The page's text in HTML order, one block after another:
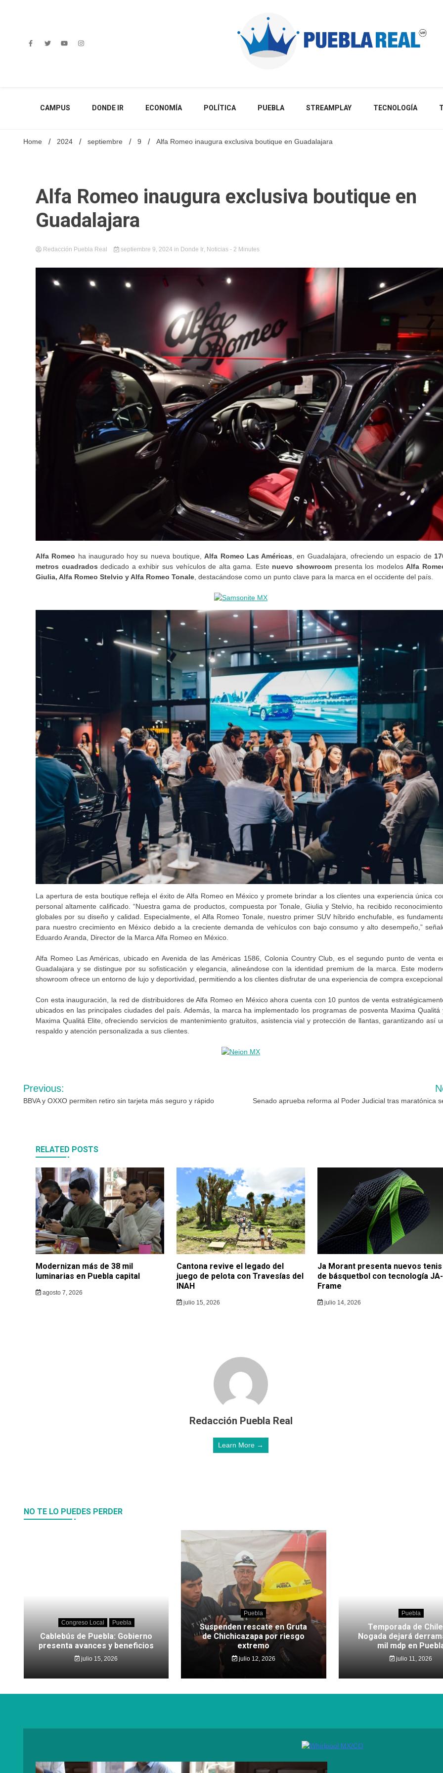
CAMPUS DONDE IR ECONOMÍA POLÍTICA PUEBLA STREAMPLAY TECNOLOGÍA
Home 2024 septiembre 9 Alfa Romeo inaugura exclusiva boutique en Guadalajara
Alfa Romeo inaugura exclusiva boutique en
Guadalajara
Redacción Puebla Real septiembre 9, 2024 in Donde Ir, Noticias - 2 Minutes
Alfa Romeo ha inaugurado hoy su nueva boutique,Alfa Romeo Las Américas , en Guadalajara, ofreciendo un espacio de
metros cuadradosdedicado a exhibir sus vehículos de alta gama. Este nuevo showroom presenta los modelosAlfa
Giulia, Alfa Romeo Stelvio y Alfa Romeo Tonale , destacándose como un punto clave para la marca en el occidente del país.
La apertura de esta boutique refleja el éxito de Alfa Romeo en México y promete brindar a los clientes una experiencia única
personal altamente calificado. “Nuestra gama de productos, compuesta por Tonale, Giulia y Stelvio, ha recibido
globales por su diseño y calidad. Especialmente, el Alfa Romeo Tonale, nuestro primer SUV híbrido enchufable, es
para nuestro crecimiento en México debido a la creciente demanda de vehículos con bajo consumo y alto desempeño,”
Eduardo Aranda, Director de la Marca Alfa Romeo en México.
Alfa Romeo Las Américas, ubicado en Avenida de las Américas 1586, Colonia Country Club, es el segundo punto de venta
Guadalajara y se distingue por su sofisticación y elegancia, alineándose con la identidad premium de la marca. Este
showroom ofrece un entorno de lujo y deportividad, permitiendo a los clientes disfrutar de una experiencia de compra
Con esta inauguración, la red de distribuidores de Alfa Romeo en México ahora cuenta con 10 puntos de venta
ubicados en las principales ciudades del país. Además, la marca ha implementado los programas de posventa Maxima Qualitá
Maxima Qualitá Elite, ofreciendo servicios de mantenimiento gratuitos, asistencia vial y protección de llantas, garantizando así
respaldo y atención personalizada a sus clientes.
Navegación
de
Previous:
BBVA y OXXO permiten retiro sin tarjeta más seguro y rápido Senado aprueba reforma al Poder Judicial tras maratónica
RELATED POSTS
Modernizan más de 38 mil
luminarias en Puebla capital
agosto 7, 2026
Cantona revive el legado del
juego de pelota con Travesías del
INAH
julio 15, 2026
Ja Morant presenta nuevos tenis
de básquetbol con tecnología JA-
Frame
julio 14, 2026
Redacción Puebla Real
Learn More →
NO TE LO PUEDES PERDER
Congreso Local Puebla
Cablebús de Puebla: Gobierno
presenta avances y beneficios
julio 15, 2026
Puebla
Suspenden rescate en Gruta
de Chichicazapa por riesgo
extremo
julio 12, 2026
Puebla
Temporada de
Nogada dejará
mil mdp en
julio 11, 2026